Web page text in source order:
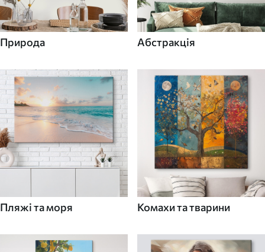
Природа Абстракція
Пляжі та моря Комахи та тварини